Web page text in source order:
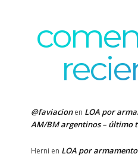
@faviacionen LOA por
AM/BM argentinos – último
Herni en LOA por